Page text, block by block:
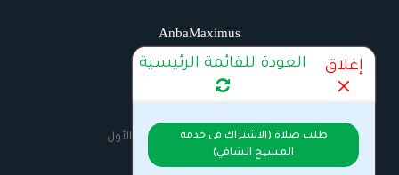
AnbaMaximus
اتصل بنا
الراديو
السيرة الذاتية للانبا مكسيموس الأول
إغلاق العودة للقائمة الرئيسية
طلب صلاة (الاشتراك فى خدمة
المسيح الشافي)